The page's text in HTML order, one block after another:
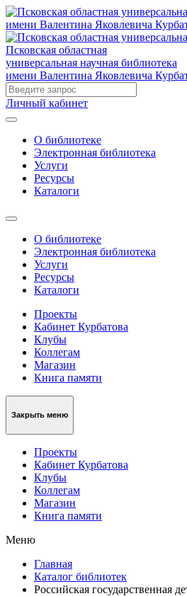
Псковская областная
универсальная научная библиотека
имени Валентина Яковлевича
Личный кабинет
О библиотеке
Электронная библиотека
Услуги
Ресурсы
Каталоги
О библиотеке
Электронная библиотека
Услуги
Ресурсы
Каталоги
Проекты
Кабинет Курбатова
Клубы
Коллегам
Магазин
Книга памяти
Закрыть меню
Проекты
Кабинет Курбатова
Клубы
Коллегам
Магазин
Книга памяти
Меню
Главная
Каталог библиотек
Российская государственная